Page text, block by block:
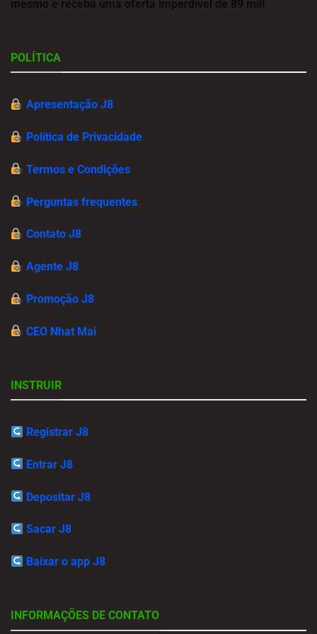
mesmo e receba uma oferta imperdível de 89 mil!
POLÍTICA
Apresentação J8
Política de Privacidade
Termos e Condições
Perguntas frequentes
Contato J8
Agente J8
Promoção J8
CEO Nhat Mai
INSTRUIR
Registrar J8
Entrar J8
Depositar J8
Sacar J8
Baixar o app J8
INFORMAÇÕES DE CONTATO